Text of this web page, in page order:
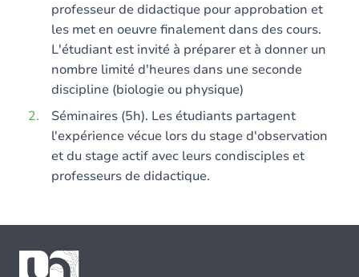
professeur de didactique pour approbation et
les met en oeuvre finalement dans des cours.
L'étudiant est invité à préparer et à donner un
nombre limité d'heures dans une seconde
discipline (biologie ou physique)
Séminaires (5h). Les étudiants partagent
l'expérience vécue lors du stage d'observation
et du stage actif avec leurs condisciples et
professeurs de didactique.